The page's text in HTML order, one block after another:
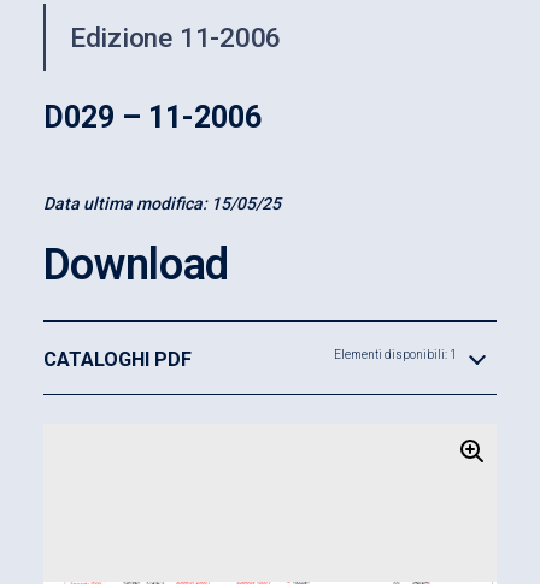
Edizione 11-2006
D029 – 11-2006
Data ultima modifica: 15/05/25
Download
CATALOGHI PDF Elementi disponibili: 1